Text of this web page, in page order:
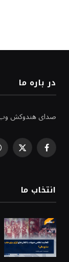
در باره ما
صدای هندوکش
Facebook
X
انتخاب ما